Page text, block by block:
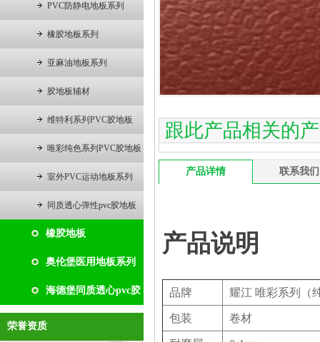
PVC防静电地板系列
橡胶地板系列
亚麻油地板系列
胶地板辅材
维特利系列PVC胶地板
唯彩纯色系列PVC胶地板
室外PVC运动地板系列
同质透心弹性pvc胶地板
橡胶地板
奥伦堡医用地板系列
海德堡同质透心pvc胶
地板
荣誉资质
跟此产品相关的
产品详情 联系我们
产品说明
品牌 耀江 唯彩系列（
包装 卷材